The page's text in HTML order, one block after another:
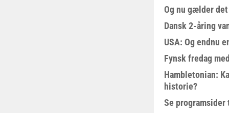
Og nu gælder
Dansk 2-åring
USA: Og endnu
Fynsk fredag
Hambletonian:
historie?
Se